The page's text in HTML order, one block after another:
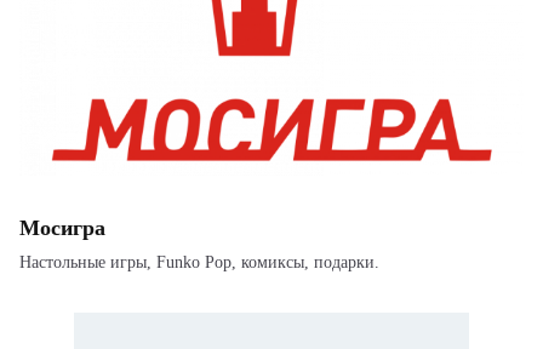
Мосигра
Настольные игры, Funko Pop, комиксы, подарки.